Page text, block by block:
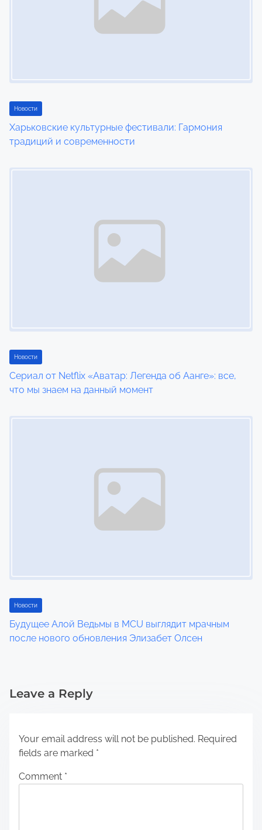
i
o
Новости
Харьковские культурные фестивали: Гармония
традиций и современности
Новости
Сериал от Netflix «Аватар: Легенда об Аанге»: все,
что мы знаем на данный момент
Новости
Будущее Алой Ведьмы в MCU выглядит мрачным
после нового обновления Элизабет Олсен
Leave a Reply
Your email address will not be published. Required
fields are marked *
Comment *